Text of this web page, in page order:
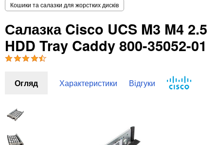
Повернення / Обмін
Комп'ютери
Ноутбуки
Персональні комп'ютери
Комплектуючі
Процесори (CPU)
Оперативна пам'ять
Кошики та салазки для жорстких дисків
Салазка Cisco UCS M3 M4 2.5
HDD Tray Caddy 800-35052-01
Огляд Характеристики Відгуки